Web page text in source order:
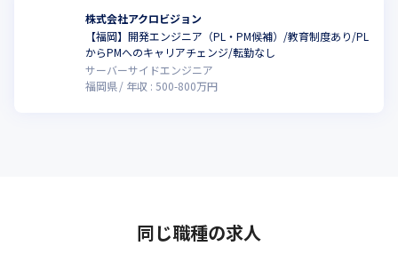
株式会社アクロビジョン
【福岡】開発エンジニア（PL・PM候補）/教育制度あり/PL
からPMへのキャリアチェンジ/転勤なし
サーバーサイドエンジニア
福岡県
年収 : 500-800万円
同じ職種の求人